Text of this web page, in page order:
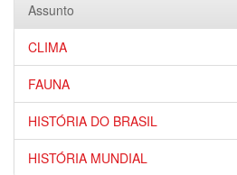
Assunto
CLIMA
FAUNA
HISTÓRIA DO BRASIL
HISTÓRIA MUNDIAL